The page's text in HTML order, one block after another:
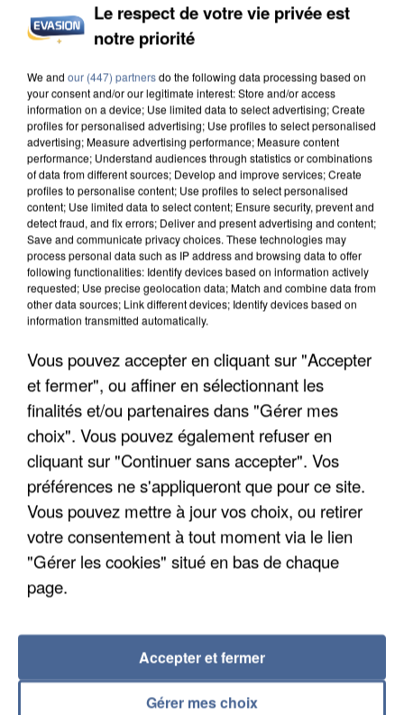
DE SOLIDARITÉ AVEC LES...
APRÈS TOUTES CES CANICULES, LES REFUGES
DE FAUNE SAUVAGE SONT...
Le respect de votre vie privée est
notre priorité
We and our (447) partnersdo the following data processing based on
your consent and/or our legitimate interest: Store and/or access
information on a device; Use limited data to select advertising; Create
profiles for personalised advertising; Use profiles to select personalised
advertising; Measure advertising performance; Measure content
performance; Understand audiences through statistics or combinations
of data from different sources; Develop and improve services; Create
profiles to personalise content; Use profiles to select personalised
content; Use limited data to select content; Ensure security, prevent and
detect fraud, and fix errors; Deliver and present advertising and content;
Save and communicate privacy choices. These technologies may
process personal data such as IP address and browsing data to offer
following functionalities: Identify devices based on information actively
requested; Use precise geolocation data; Match and combine data from
other data sources; Link different devices; Identify devices based on
information transmitted automatically.
Vous pouvez accepter en cliquant sur "Accepter
et fermer", ou affiner en sélectionnant les
finalités et/ou partenaires dans "Gérer mes
choix". Vous pouvez également refuser en
cliquant sur "Continuer sans accepter". Vos
préférences ne s'appliqueront que pour ce site.
Vous pouvez mettre à jour vos choix, ou retirer
votre consentement à tout moment via le lien
"Gérer les cookies" situé en bas de chaque
page.
Gérer mes choix
Accepter et fermer